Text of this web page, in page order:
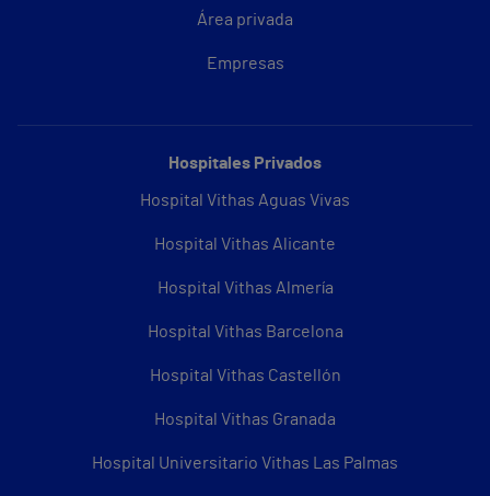
Área privada
Empresas
Hospitales Privados
Hospital Vithas Aguas Vivas
Hospital Vithas Alicante
Hospital Vithas Almería
Hospital Vithas Barcelona
Hospital Vithas Castellón
Hospital Vithas Granada
Hospital Universitario Vithas Las Palmas